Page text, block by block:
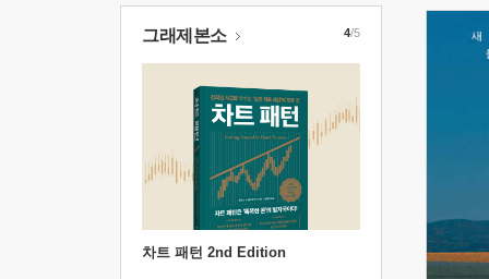
그래제본소
차트 패턴 2nd Edition
4/5